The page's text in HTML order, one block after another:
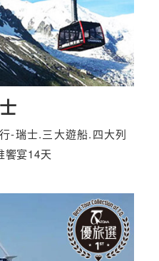
-瑞士.三大遊船.四大列
饗宴14天